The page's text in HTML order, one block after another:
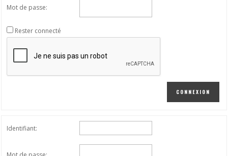
Mot de passe:
Rester connecté
CONNEXION
Identifiant: